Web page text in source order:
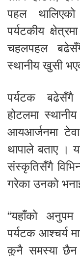
पहल
पर्यटकीय
चहलपहल
स्थानीय खुसी
पर्यटक बढेसँगै
होटलमा
आयआर्जनमा टेवा
थापाले बताए ।
संस्कृतिसँगै
गरेका उनको
“यहाँको अनुपम
पर्यटक आश्चर्य
कुनै समस्या छैन